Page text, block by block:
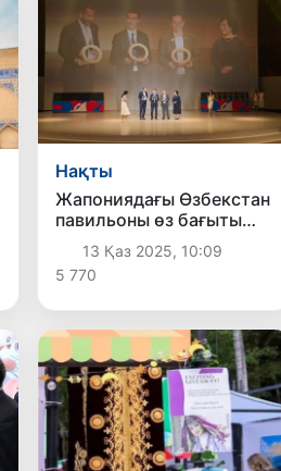
Нақты
Жапониядағы Өзбекстан
павильоны өз бағыты
бойынша жоғары
марапатқа ие болды
13 Қаз 2025, 10:09
5 770